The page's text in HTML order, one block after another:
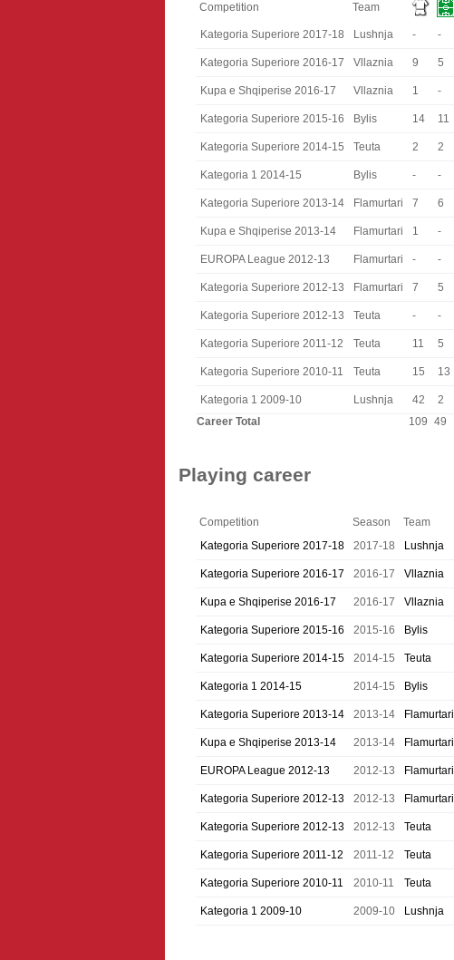
Competition Team
Kategoria Superiore 2017-18 Lushnja - -
Kategoria Superiore 2016-17 Vllaznia 9 5
Kupa e Shqiperise 2016-17 Vllaznia 1 -
Kategoria Superiore 2015-16 Bylis 14 11
Kategoria Superiore 2014-15 Teuta 2 2
Kategoria 1 2014-15 Bylis - -
Kategoria Superiore 2013-14 Flamurtari 7 6
Kupa e Shqiperise 2013-14 Flamurtari 1 -
EUROPA League 2012-13 Flamurtari - -
Kategoria Superiore 2012-13 Flamurtari 7 5
Kategoria Superiore 2012-13 Teuta - -
Kategoria Superiore 2011-12 Teuta 11 5
Kategoria Superiore 2010-11 Teuta 15 13
Kategoria 1 2009-10 Lushnja 42 2
Career Total
109 49
Playing career
Competition Season Team
Kategoria Superiore 2017-18
2017-18 Lushnja
Kategoria Superiore 2016-17 2016-17 Vllaznia
Kupa e Shqiperise 2016-17 2016-17 Vllaznia
Kategoria Superiore 2015-16 2015-16 Bylis
Kategoria Superiore 2014-15 2014-15 Teuta
Kategoria 1 2014-15 2014-15 Bylis
Kategoria Superiore 2013-14 2013-14 Flamurtari
Kupa e Shqiperise 2013-14 2013-14 Flamurtari
EUROPA League 2012-13 2012-13 Flamurtari
Kategoria Superiore 2012-13 2012-13 Flamurtari
Kategoria Superiore 2012-13 2012-13 Teuta
Kategoria Superiore 2011-12 2011-12 Teuta
Kategoria Superiore 2010-11 2010-11 Teuta
Kategoria 1 2009-10 2009-10 Lushnja